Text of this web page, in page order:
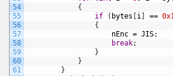
54
55
56
57
58
59
60
61
{
if
( bytes i ==
{
nEnc = JIS;
break;
}
}
}